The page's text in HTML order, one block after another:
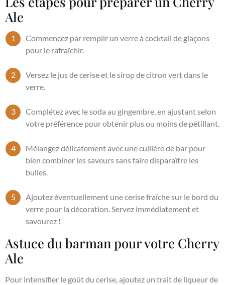
Ale
Commencez par remplir un verre à cocktail de glaçons
pour le rafraîchir.
Versez le jus de cerise et le sirop de citron vert dans le
verre.
Complétez avec le soda au gingembre, en ajustant selon
votre préférence pour obtenir plus ou moins de pétillant.
Mélangez délicatement avec une cuillère de bar pour
bien combiner les saveurs sans faire disparaître les
bulles.
Ajoutez éventuellement une cerise fraîche sur le bord du
verre pour la décoration. Servez immédiatement et
savourez !
Astuce du barman pour votre Cherry
Ale
Pour intensifier le goût du cerise, ajoutez un trait de liqueur de